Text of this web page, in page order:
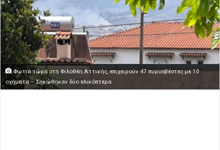
Φωτιά τώρα στη Φιλοθέη Αττικής, επιχειρούν 47 πυροσβέστες με 10
οχήματα – Σηκώθηκαν δύο ελικόπτερα